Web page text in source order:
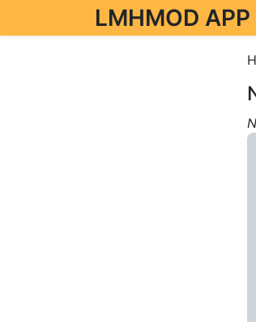
LMHMOD APP